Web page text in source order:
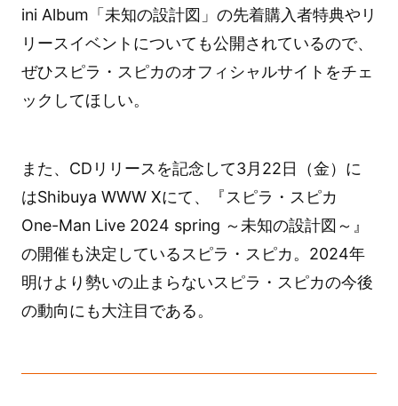
ini Album「未知の設計図」の先着購入者特典やリ
リースイベントについても公開されているので、
ぜひスピラ・スピカのオフィシャルサイトをチェ
ックしてほしい。
また、CDリリースを記念して3月22日（金）に
はShibuya WWW Xにて、『スピラ・スピカ
One-Man Live 2024 spring ～未知の設計図～』
の開催も決定しているスピラ・スピカ。2024年
明けより勢いの止まらないスピラ・スピカの今後
の動向にも大注目である。